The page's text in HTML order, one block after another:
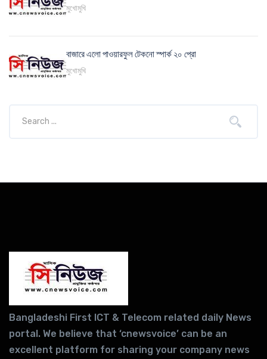
মুখোমুখি
বাজারে এলো পাওয়ারফুল টেকনো স্পার্ক ২০ প্রো
মুখোমুখি
Bangladeshi First ICT & Telecom related daily News
portal. We believe that ‘cnewsvoice’ can be an
excellent platform for sharing your company news